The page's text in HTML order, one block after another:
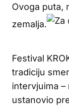
Ovoga puta,
zemalja.
Festival
tradiciju
intervjuima
ustanovio